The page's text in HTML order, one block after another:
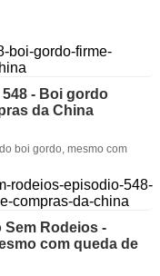
- Boi gordo
da China
boi gordo, mesmo com
Sem Rodeios -
com queda de